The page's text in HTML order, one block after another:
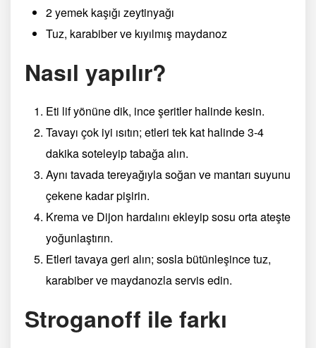
2 yemek kaşığı zeytinyağı
Tuz, karabiber ve kıyılmış maydanoz
Nasıl yapılır?
Eti lif yönüne dik, ince şeritler halinde kesin.
Tavayı çok iyi ısıtın; etleri tek kat halinde 3-4
dakika soteleyip tabağa alın.
Aynı tavada tereyağıyla soğan ve mantarı suyunu
çekene kadar pişirin.
Krema ve Dijon hardalını ekleyip sosu orta ateşte
yoğunlaştırın.
Etleri tavaya geri alın; sosla bütünleşince tuz,
karabiber ve maydanozla servis edin.
Stroganoff ile farkı